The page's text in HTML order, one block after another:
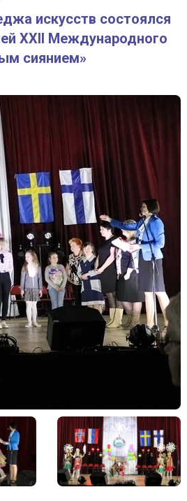
искусств состоялся
XXII Международного
сиянием»